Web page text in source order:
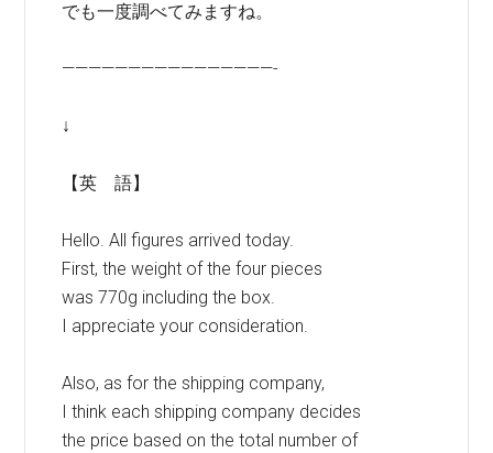
でも一度調べてみますね。
————————————————-
↓
【英 語】
Hello. All figures arrived today.
First, the weight of the four pieces
was 770g including the box.
I appreciate your consideration.
Also, as for the shipping company,
I think each shipping company decides
the price based on the total number of